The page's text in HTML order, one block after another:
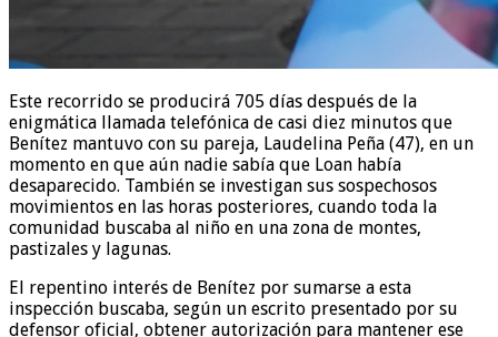
Este recorrido se producirá 705 días después de la
enigmática llamada telefónica de casi diez minutos que
Benítez mantuvo con su pareja, Laudelina Peña (47), en un
momento en que aún nadie sabía que Loan había
desaparecido. También se investigan sus sospechosos
movimientos en las horas posteriores, cuando toda la
comunidad buscaba al niño en una zona de montes,
pastizales y lagunas.
El repentino interés de Benítez por sumarse a esta
inspección buscaba, según un escrito presentado por su
defensor oficial, obtener autorización para mantener ese